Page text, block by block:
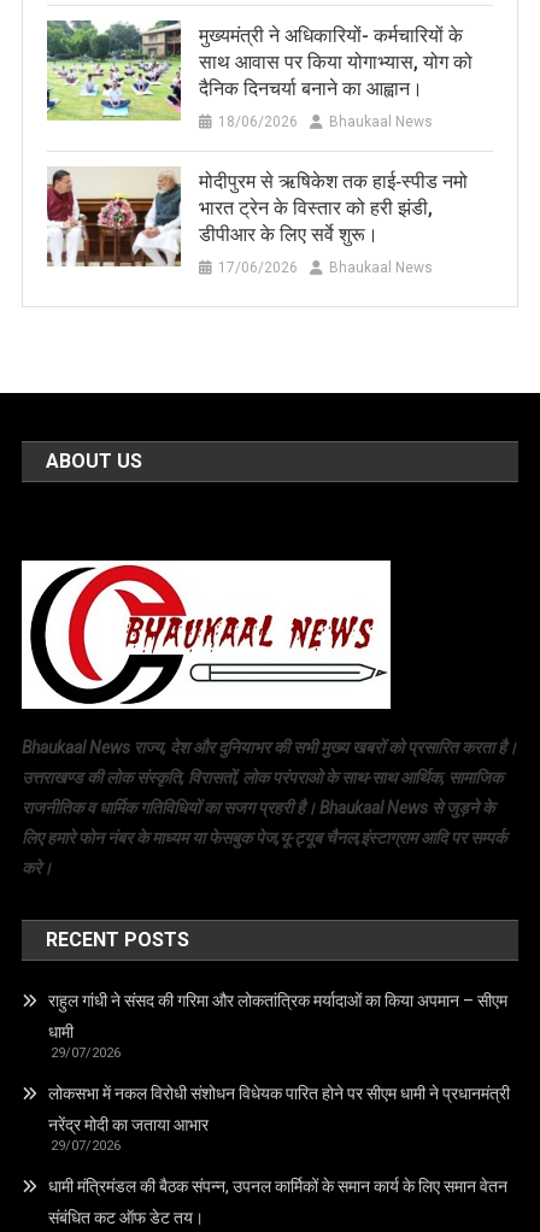
मुख्यमंत्री ने अधिकारियों- कर्मचारियों के
साथ आवास पर किया योगाभ्यास, योग को
दैनिक दिनचर्या बनाने का आह्वान।
18/06/2026 Bhaukaal News
मोदीपुरम से ऋषिकेश तक हाई‑स्पीड नमो
भारत ट्रेन के विस्तार को हरी झंडी,
डीपीआर के लिए सर्वे शुरू।
17/06/2026 Bhaukaal News
ABOUT US
Bhaukaal News राज्य, देश और दुनियाभर की सभी मुख्य खबरों को प्रसारित करता है।
उत्तराखण्ड की लोक संस्कृति, विरासतों, लोक परंपराओ के साथ-साथ आर्थिक, सामाजिक
राजनीतिक व धार्मिक गतिविधियों का सजग प्रहरी है। Bhaukaal News से जुड़ने के
लिए हमारे फोन नंबर के माध्यम या फेसबुक पेज,यू-ट्यूब चैनल,इंस्टाग्राम आदि पर सम्पर्क
करे।
RECENT POSTS
राहुल गांधी ने संसद की गरिमा और लोकतांत्रिक मर्यादाओं का किया अपमान – सीएम
धामी
29/07/2026
लोकसभा में नकल विरोधी संशोधन विधेयक पारित होने पर सीएम धामी ने प्रधानमंत्री
नरेंद्र मोदी का जताया आभार
29/07/2026
धामी मंत्रिमंडल की बैठक संपन्न, उपनल कार्मिकों के समान कार्य के लिए समान वेतन
संबंधित कट ऑफ डेट तय।